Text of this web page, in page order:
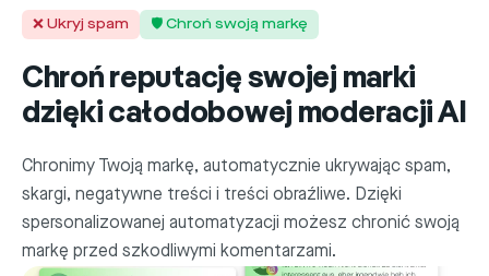
❌ Ukryj spam 🛡️ Chroń swoją markę
Chroń reputację swojej marki
dzięki całodobowej moderacji AI
Chronimy Twoją markę, automatycznie ukrywając spam,
skargi, negatywne treści i treści obraźliwe. Dzięki
spersonalizowanej automatyzacji możesz chronić swoją
markę przed szkodliwymi komentarzami.